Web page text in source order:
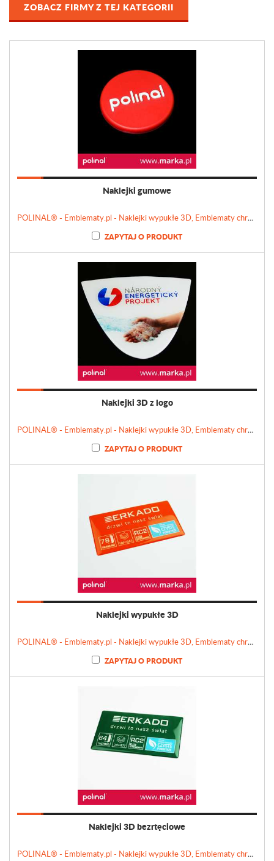
ZOBACZ FIRMY Z TEJ KATEGORII
Naklejki gumowe
POLINAL® - Emblematy.pl - Naklejki wypukłe 3D, Emblematy chromowane, Tabliczki, Etykiety
ZAPYTAJ O PRODUKT
Naklejki 3D z logo
POLINAL® - Emblematy.pl - Naklejki wypukłe 3D, Emblematy chromowane, Tabliczki, Etykiety
ZAPYTAJ O PRODUKT
Naklejki wypukłe 3D
POLINAL® - Emblematy.pl - Naklejki wypukłe 3D, Emblematy chromowane, Tabliczki, Etykiety
ZAPYTAJ O PRODUKT
Naklejki 3D bezrtęciowe
POLINAL® - Emblematy.pl - Naklejki wypukłe 3D, Emblematy chromowane, Tabliczki, Etykiety